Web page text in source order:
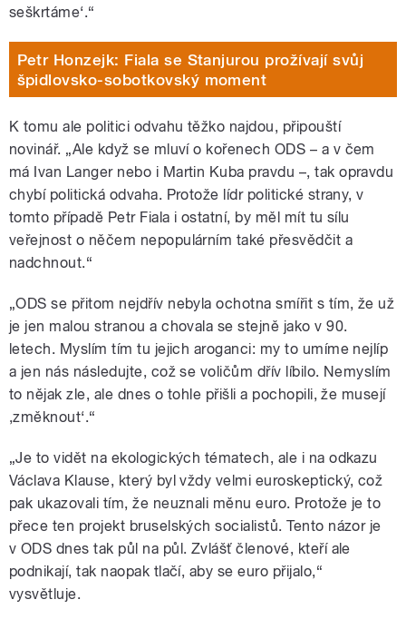
seškrtáme‘.“
Petr Honzejk: Fiala se Stanjurou prožívají svůj
špidlovsko-sobotkovský moment
K tomu ale politici odvahu těžko najdou, připouští
novinář. „Ale když se mluví o kořenech ODS – a v čem
má Ivan Langer nebo i Martin Kuba pravdu –, tak opravdu
chybí politická odvaha. Protože lídr politické strany, v
tomto případě Petr Fiala i ostatní, by měl mít tu sílu
veřejnost o něčem nepopulárním také přesvědčit a
nadchnout.“
„ODS se přitom nejdřív nebyla ochotna smířit s tím, že už
je jen malou stranou a chovala se stejně jako v 90.
letech. Myslím tím tu jejich aroganci: my to umíme nejlíp
a jen nás následujte, což se voličům dřív líbilo. Nemyslím
to nějak zle, ale dnes o tohle přišli a pochopili, že musejí
,změknout‘.“
„Je to vidět na ekologických tématech, ale i na odkazu
Václava Klause, který byl vždy velmi euroskeptický, což
pak ukazovali tím, že neuznali měnu euro. Protože je to
přece ten projekt bruselských socialistů. Tento názor je
v ODS dnes tak půl na půl. Zvlášť členové, kteří ale
podnikají, tak naopak tlačí, aby se euro přijalo,“
vysvětluje.